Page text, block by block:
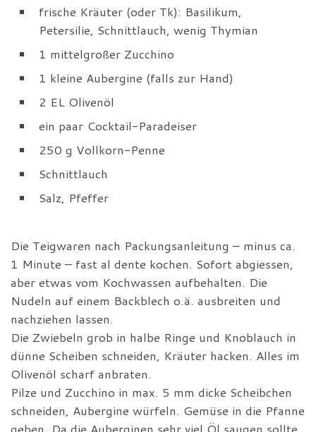
frische Kräuter (oder Tk): Basilikum,
Petersilie, Schnittlauch, wenig Thymian
1 mittelgroßer Zucchino
1 kleine Aubergine (falls zur Hand)
2 EL Olivenöl
ein paar Cocktail-Paradeiser
250 g Vollkorn-Penne
Schnittlauch
Salz, Pfeffer
Die Teigwaren nach Packungsanleitung – minus ca.
1 Minute – fast al dente kochen. Sofort abgiessen,
aber etwas vom Kochwassen aufbehalten. Die
Nudeln auf einem Backblech o.ä. ausbreiten und
nachziehen lassen.
Die Zwiebeln grob in halbe Ringe und Knoblauch in
dünne Scheiben schneiden, Kräuter hacken. Alles im
Olivenöl scharf anbraten.
Pilze und Zucchino in max. 5 mm dicke Scheibchen
schneiden, Aubergine würfeln. Gemüse in die Pfanne
geben. Da die Auberginen sehr viel Öl saugen,sollte